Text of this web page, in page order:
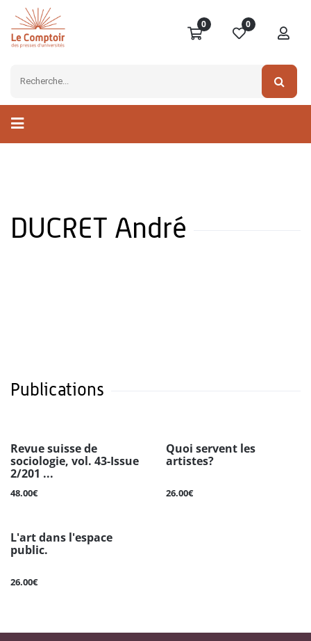
0 0
DUCRET André
Publications
Revue suisse de
sociologie, vol. 43-Issue
2/201 ...
48.00€
Quoi servent les
artistes?
26.00€
L'art dans l'espace
public.
26.00€